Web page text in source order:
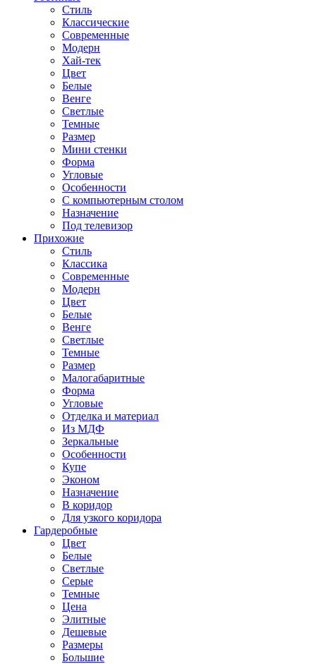
Стиль
Классические
Современные
Модерн
Хай-тек
Цвет
Белые
Венге
Светлые
Темные
Размер
Мини стенки
Форма
Угловые
Особенности
С компьютерным столом
Назначение
Под телевизор
Прихожие
Стиль
Классика
Современные
Модерн
Цвет
Белые
Венге
Светлые
Темные
Размер
Малогабаритные
Форма
Угловые
Отделка и материал
Из МДФ
Зеркальные
Особенности
Купе
Эконом
Назначение
В коридор
Для узкого коридора
Гардеробные
Цвет
Белые
Светлые
Серые
Темные
Цена
Элитные
Дешевые
Размеры
Большие